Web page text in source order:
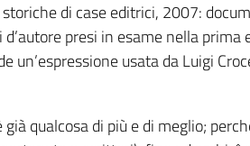
di case editrici, 2007:
presi in esame nella
un’espressione usata da Luigi
qualcosa di più e di meglio;